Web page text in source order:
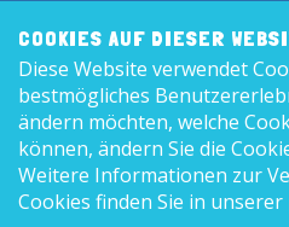
8,9
search:
COOKIES AUF DIESER
Diese Website verwendet
bestmögliches
ändern möchten, welche
können, ändern Sie die
Weitere Informationen zur
Cookies finden Sie in unserer